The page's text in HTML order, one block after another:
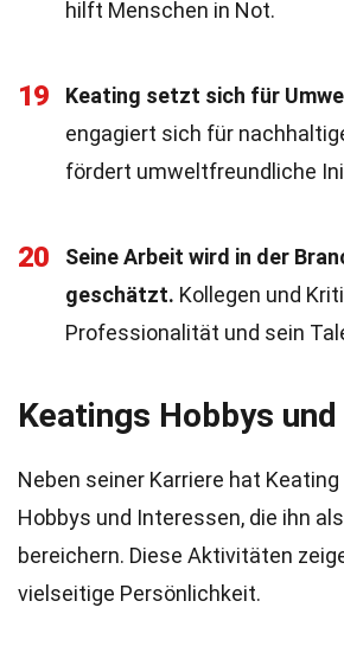
hilft Menschen in Not.
19 Keating setzt sich für
engagiert sich für
fördert umweltfreundliche
20
Seine Arbeit wird in der
geschätzt. Kollegen und
Professionalität und sein
Keatings Hobbys
Neben seiner Karriere hat
Hobbys und Interessen, die ihn
bereichern. Diese Aktivitäten
vielseitige Persönlichkeit.